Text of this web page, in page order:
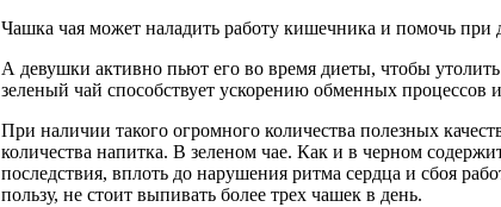
Чашка чая может наладить работу кишечника и помочь при
А девушки активно пьют его во время диеты, чтобы
зеленый чай способствует ускорению обменных процессов и
При наличии такого огромного количества полезных
количества напитка. В зеленом чае. Как и в черном
последствия, вплоть до нарушения ритма сердца и сбоя
пользу, не стоит выпивать более трех чашек в день.